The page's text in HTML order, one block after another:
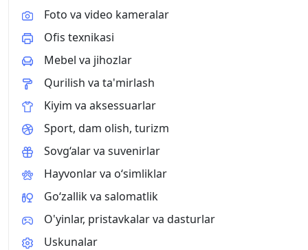
Foto va video kameralar
Ofis texnikasi
Mebel va jihozlar
Qurilish va ta'mirlash
Kiyim va aksessuarlar
Sport, dam olish, turizm
Sovg‘alar va suvenirlar
Hayvonlar va o‘simliklar
Go‘zallik va salomatlik
O'yinlar, pristavkalar va dasturlar
Uskunalar